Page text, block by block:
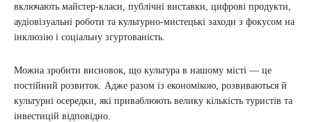
включають майстер-класи, публічні виставки, цифрові продукти,
аудіовізуальні роботи та культурно-мистецькі заходи з фокусом на
інклюзію і соціальну згуртованість.
Можна зробити висновок, що культура в нашому місті — це
постійний розвиток. Адже разом із економікою, розвиваються й
культурні осередки, які приваблюють велику кількість туристів та
інвестицій відповідно.